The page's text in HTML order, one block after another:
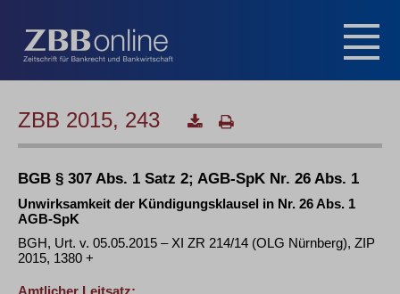
ZBB 2015, 243
BGB § 307 Abs. 1 Satz 2; AGB-SpK Nr. 26 Abs. 1
Unwirksamkeit der Kündigungsklausel in Nr. 26 Abs. 1
AGB-SpK
BGH, Urt. v. 05.05.2015 – XI ZR 214/14 (OLG Nürnberg), ZIP
2015, 1380 +
Amtlicher Leitsatz: